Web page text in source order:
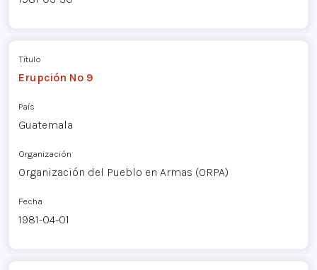
Título
Erupción Nº 9
País
Guatemala
Organización
Organización del Pueblo en Armas (ORPA)
Fecha
1981-04-01